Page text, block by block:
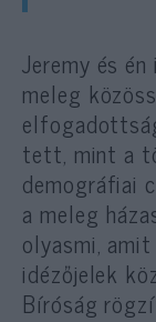
Jeremy és
meleg
tett, mint a
demográfiai
a meleg
olyasmi,
idézőjelek
Bíróság